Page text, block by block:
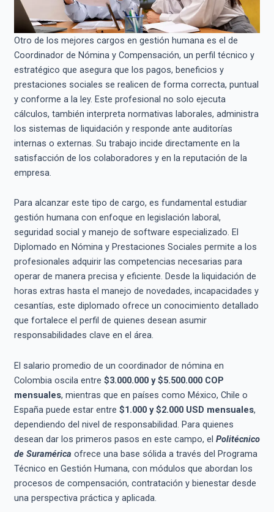
Otro de los mejores cargos en gestión humana es el de
Coordinador de Nómina y Compensación, un perfil técnico y
estratégico que asegura que los pagos, beneficios y
prestaciones sociales se realicen de forma correcta, puntual
y conforme a la ley. Este profesional no solo ejecuta
cálculos, también interpreta normativas laborales, administra
los sistemas de liquidación y responde ante auditorías
internas o externas. Su trabajo incide directamente en la
satisfacción de los colaboradores y en la reputación de la
empresa.
Para alcanzar este tipo de cargo, es fundamental estudiar
gestión humana con enfoque en legislación laboral,
seguridad social y manejo de software especializado. El
Diplomado en Nómina y Prestaciones Sociales permite a los
profesionales adquirir las competencias necesarias para
operar de manera precisa y eficiente. Desde la liquidación de
horas extras hasta el manejo de novedades, incapacidades y
cesantías, este diplomado ofrece un conocimiento detallado
que fortalece el perfil de quienes desean asumir
responsabilidades clave en el área.
El salario promedio de un coordinador de nómina en
Colombia oscila entre $3.000.000 y $5.500.000 COP
mensuales, mientras que en países como México, Chile o
España puede estar entre $1.000 y $2.000 USD mensuales,
dependiendo del nivel de responsabilidad. Para quienes
desean dar los primeros pasos en este campo, el Politécnico
de Suramérica ofrece una base sólida a través del Programa
Técnico en Gestión Humana, con módulos que abordan los
procesos de compensación, contratación y bienestar desde
una perspectiva práctica y aplicada.